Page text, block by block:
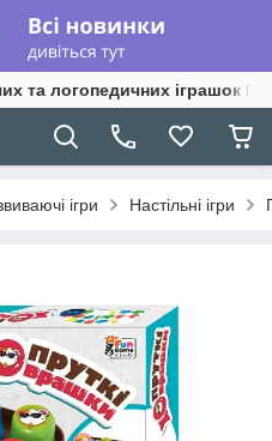
та логопедичних іграшок
ігри Настільні ігри